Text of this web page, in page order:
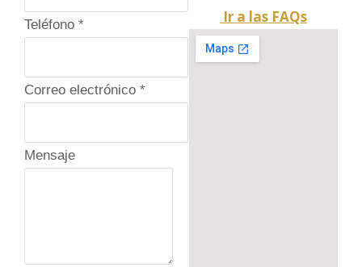
Teléfono *
Correo electrónico *
T
Mensaje
Ir a las FAQs